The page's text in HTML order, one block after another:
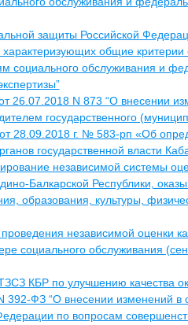
защиты Российской
общие критерии
социального обслуживания и
26.07.2018 N 873 “О внесении
государственного
28.09.2018 г. № 583-рп «Об
государственной власти
независимой системы
Балкарской Республики,
образования, культуры,
независимой оценки
социального обслуживания
КБР по улучшению качества
392-ФЗ “О внесении изменений в
по вопросам